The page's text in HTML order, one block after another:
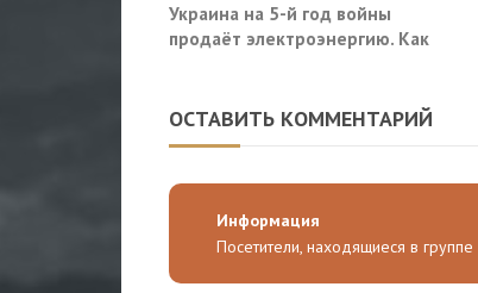
Украина на 5-й год войны
продаёт электроэнергию. Как
ОСТАВИТЬ КОММЕНТАРИЙ
Информация
Посетители, находящиеся в группе